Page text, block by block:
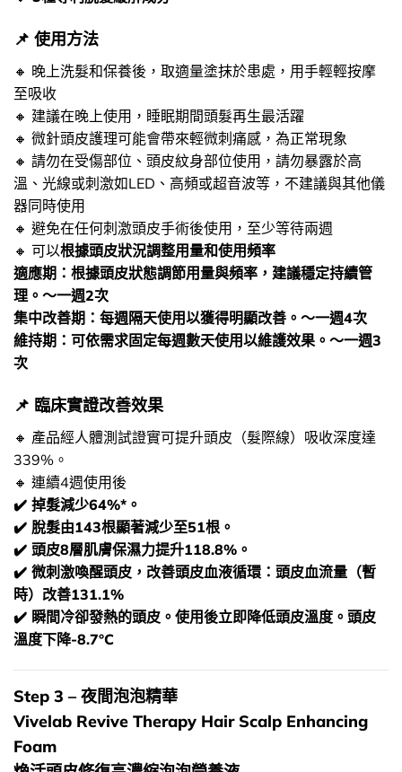
📌​ 使用方法
🔸​ 晚上洗髮和保養後，取適量塗抹於患處，用手輕輕按摩
至吸收
🔸​ 建議在晚上使用，睡眠期間頭髮再生最活躍
🔸​ 微針頭皮護理可能會帶來輕微刺痛感，為正常現象
🔸​ 請勿在受傷部位、頭皮紋身部位使用，請勿暴露於高
溫、光線或刺激如LED、高頻或超音波等，不建議與其他儀
器同時使用
🔸​ 避免在任何刺激頭皮手術後使用，至少等待兩週
🔸​ 可以根據頭皮狀況調整用量和使用頻率
適應期：根據頭皮狀態調節用量與頻率，建議穩定持續管
理。～一週2次
集中改善期：每週隔天使用以獲得明顯改善。～一週4次
維持期：可依需求固定每週數天使用以維護效果。～一週3
次
📌​ 臨床實證改善效果
🔸​ 產品經人體測試證實可提升頭皮（髮際線）吸收深度達
339%。
🔸​ 連續4週使用後
✔️ 掉髮減少64%*。
✔️ 脫髮由143根顯著減少至51根。
✔️ 頭皮8層肌膚保濕力提升118.8%。
✔️ 微刺激喚醒頭皮，改善頭皮血液循環：頭皮血流量（暫
時）改善131.1%
✔️ 瞬間冷卻發熱的頭皮。使用後立即降低頭皮溫度。頭皮
溫度下降-8.7°C
Step 3 – 夜間泡泡精華
Vivelab Revive Therapy Hair Scalp Enhancing
Foam